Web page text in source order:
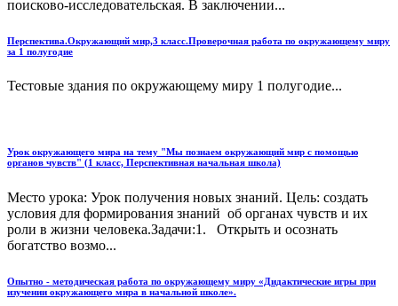
поисково-исследовательская. В заключении...
Перспектива.Окружающий мир,3 класс.Проверочная работа по окружающему миру
за 1 полугодие
Тестовые здания по окружающему миру 1 полугодие...
Урок окружающего мира на тему "Мы познаем окружающий мир с помощью
органов чувств" (1 класс, Перспективная начальная школа)
Место урока: Урок получения новых знаний. Цель: создать
условия для формирования знаний об органах чувств и их
роли в жизни человека.Задачи:1. Открыть и осознать
богатство возмо...
Опытно - методическая работа по окружающему миру «Дидактические игры при
изучении окружающего мира в начальной школе».